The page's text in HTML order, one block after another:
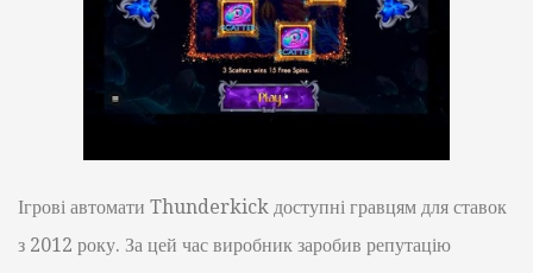
Ігрові автомати Thunderkick доступні гравцям для ставок
з 2012 року. За цей час виробник заробив репутацію